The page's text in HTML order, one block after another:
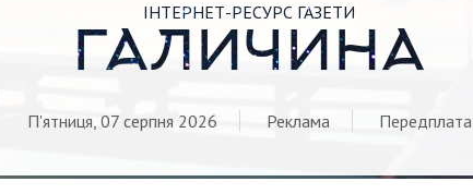
ІНТЕРНЕТ-РЕСУРС ГАЗЕТИ
ГАЛИЧИНА
П'ятниця, 07 серпня 2026 Реклама Передплата